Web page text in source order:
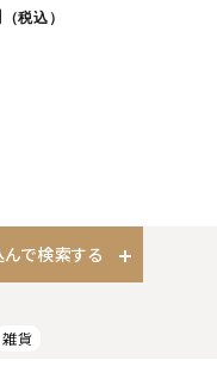
（税込）
で検索する
雑貨